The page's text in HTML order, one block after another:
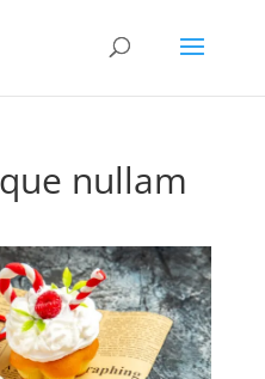
nullam